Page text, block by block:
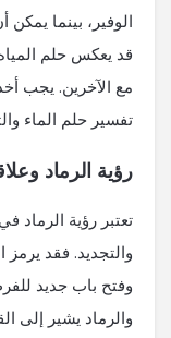
الوفير، بينما
قد يعكس حلم
مع الآخرين. يجب
تفسير حلم الماء
رؤية الرماد
تعتبر رؤية الرماد
والتجديد. فقد يرمز
وفتح باب جديد
والرماد يشير إلى